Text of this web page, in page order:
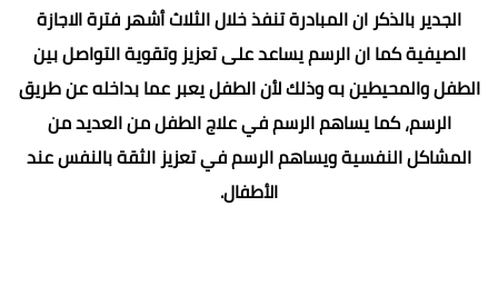
الجدير بالذكر ان المبادرة تنفذ خلال الثلاث أشهر فترة الاجازة
الصيفية كما ان الرسم يساعد على تعزيز وتقوية التواصل بين
الطفل والمحيطين به وذلك لأن الطفل يعبر عما بداخله عن طريق
الرسم، كما يساهم الرسم في علاج الطفل من العديد من
المشاكل النفسية ويساهم الرسم في تعزيز الثقة بالنفس عند
الأطفال.